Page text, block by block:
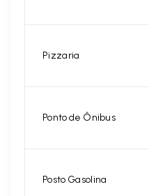
Pizzaria
Ponto de Ônibus
Posto Gasolina